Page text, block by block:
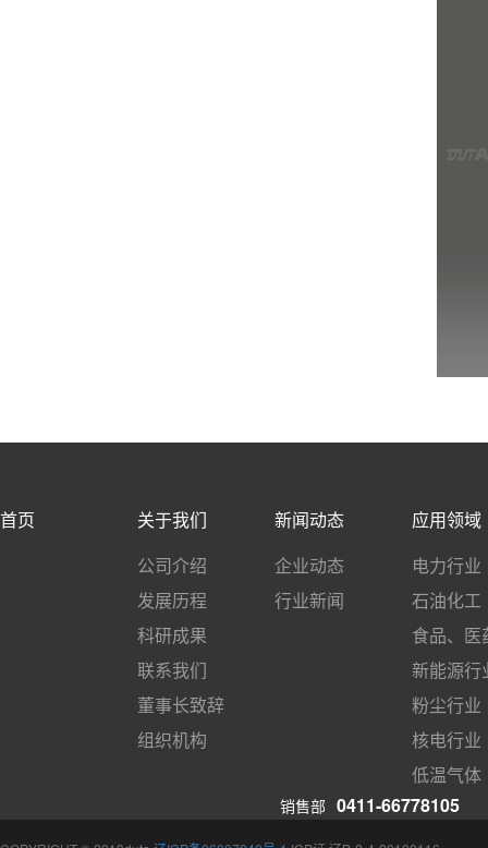
首页
关于我们
公司介绍
发展历程
科研成果
联系我们
董事长致辞
组织机构
新闻动态
企业动态
行业新闻
应用领域
电力行业
石油化工
食品、医
新能源行
粉尘行业
核电行业
低温气体
销售部 0411-66778105